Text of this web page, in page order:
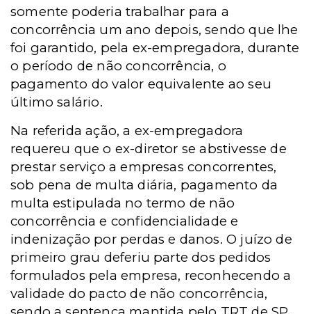
somente poderia trabalhar para a
concorrência um ano depois, sendo que lhe
foi garantido, pela ex-empregadora, durante
o período de não concorrência, o
pagamento do valor equivalente ao seu
último salário.
Na referida ação, a ex-empregadora
requereu que o ex-diretor se abstivesse de
prestar serviço a empresas concorrentes,
sob pena de multa diária, pagamento da
multa estipulada no termo de não
concorrência e confidencialidade e
indenização por perdas e danos. O juízo de
primeiro grau deferiu parte dos pedidos
formulados pela empresa, reconhecendo a
validade do pacto de não concorrência,